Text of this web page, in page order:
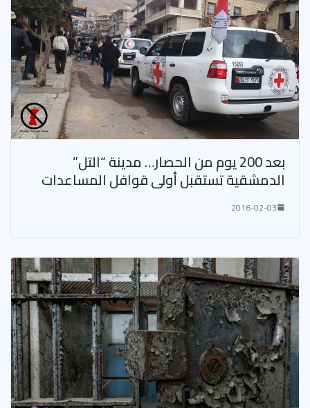
بعد 200 يوم من الحصار… مدينة “التل”
الدمشقية تستقبل أولى قوافل المساعدات
2016-02-03